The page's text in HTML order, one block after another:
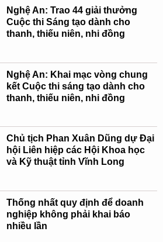
Nghệ An: Trao 44 giải thưởng
Cuộc thi Sáng tạo dành cho
thanh, thiếu niên, nhi đồng
Nghệ An: Khai mạc vòng chung
kết Cuộc thi sáng tạo dành cho
thanh, thiếu niên, nhi đồng
Chủ tịch Phan Xuân Dũng dự Đại
hội Liên hiệp các Hội Khoa học
và Kỹ thuật tỉnh Vĩnh Long
Thống nhất quy định để doanh
nghiệp không phải khai báo
nhiều lần